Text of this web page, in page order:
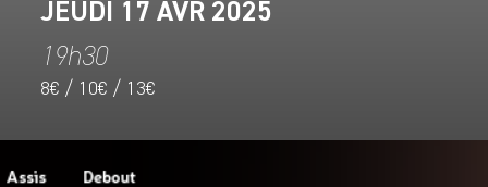
JEUDI 17 AVR 2025
19h30
8€ / 10€ / 13€